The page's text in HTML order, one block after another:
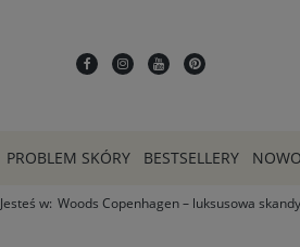
PROBLEM SKÓRY BESTSELLERY
Jesteś w: Woods Copenhagen – luksusowa